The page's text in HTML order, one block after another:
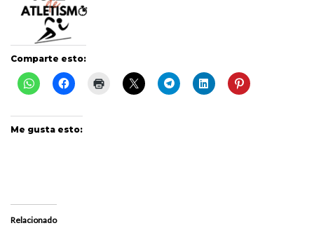
Comparte esto:
Me gusta esto:
Relacionado